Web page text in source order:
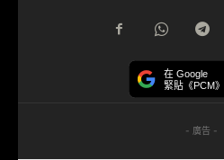
在 Google
緊貼《PCM
- 廣告 -